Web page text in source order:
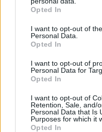
grant or deny consent to
use your data for below
consent section.
Opted In
I want to opt-out of
Personal Data.
Opted In
I want to opt-out of
Personal Data for
Opted In
I want to opt-out of
Retention, Sale, and/
Personal Data that Is
Purposes for which it
Opted In
έχουν καταθέσεις
δείχνουν τα στοιχεία
09.08.2026, 14:39